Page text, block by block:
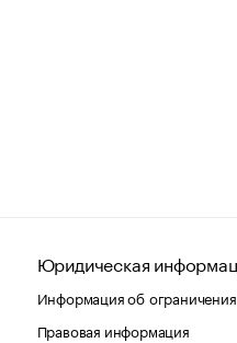
Юридическая
Информация об
Правовая информация